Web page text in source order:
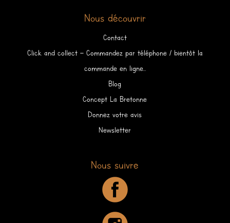
Nous découvrir
Contact
Click and collect – Commandez par téléphone / bientôt la
commande en ligne…
Blog
Concept La Bretonne
Donnez votre avis
Newsletter
Nous suivre